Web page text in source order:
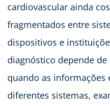
cardiovascular ainda
fragmentados entre
dispositivos e
diagnóstico depende
quando as informações
diferentes sistemas,